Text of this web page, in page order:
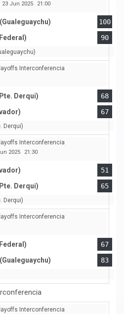
23 Jun 2025 21:00
100
90
Interconferencia
Derqui)
68
67
Derqui)
Interconferencia
2025 21:30
51
Derqui)
65
Derqui)
Interconferencia
67
83
Interconferencia